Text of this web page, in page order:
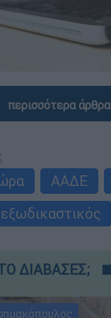
περισσότερα άρθρα
ΑΑΔΕ
εξωδικαστικός
ΔΙΑΒΑΣΕΣ;